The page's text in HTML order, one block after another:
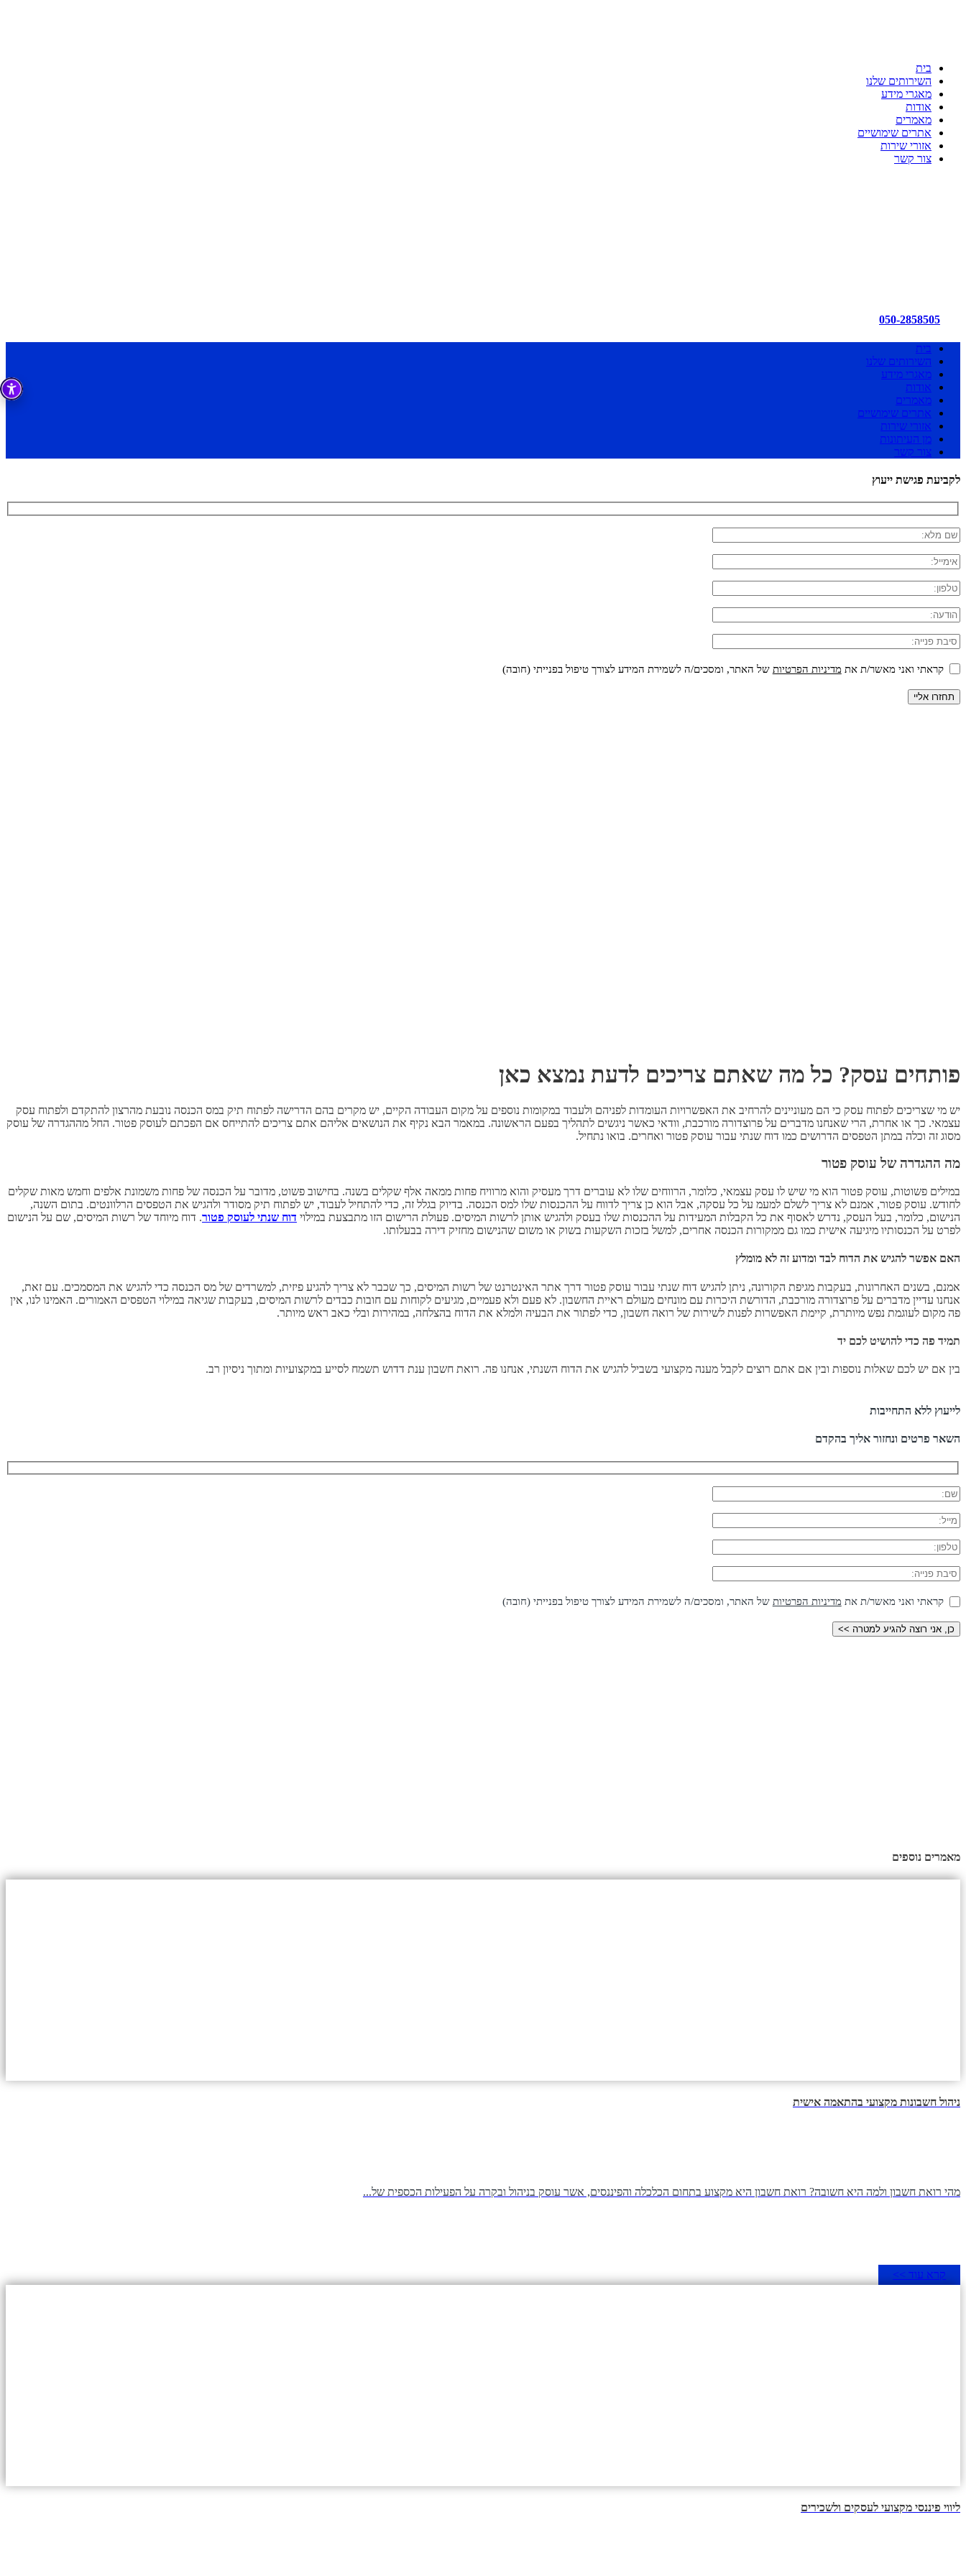
בית
השירותים שלנו
מאגרי מידע
אודות
מאמרים
אתרים שימושיים
אזורי שירות
צור קשר
050-2858505
בית
השירותים שלנו
מאגרי מידע
אודות
מאמרים
אתרים שימושיים
אזורי שירות
מן העיתונות
צור קשר
לקביעת פגישת ייעוץ
קראתי ואני מאשר/ת את מדיניות הפרטיות של האתר, ומסכים/ה לשמירת המידע לצורך טיפול בפנייתי (חובה)
פותחים עסק? כל מה שאתם צריכים לדעת נמצא כאן
יש מי שצריכים לפתוח עסק כי הם מעוניינים להרחיב את האפשרויות העומדות לפניהם ולעבוד במקומות נוספים על מקום העבודה הקיים, יש מקרים בהם הדרישה לפתוח תיק במס הכנסה נובעת מהרצון להתקדם ולפתוח עסק
עצמאי. כך או אחרת, הרי שאנחנו מדברים על פרוצדורה מורכבת, וודאי כאשר ניגשים לתהליך בפעם הראשונה. במאמר הבא נקיף את הנושאים אליהם אתם צריכים להתייחס אם הפכתם לעוסק פטור. החל מההגדרה של עוסק
מסוג זה וכלה במתן הטפסים הדרושים כמו דוח שנתי עבור עוסק פטור ואחרים. בואו נתחיל.
מה ההגדרה של עוסק פטור
במילים פשוטות, עוסק פטור הוא מי שיש לו עסק עצמאי, כלומר, הרווחים שלו לא עוברים דרך מעסיק והוא מרוויח פחות ממאה אלף שקלים בשנה. בחישוב פשוט, מדובר על הכנסה של פחות משמונת אלפים וחמש מאות שקלים
לחודש. עוסק פטור, אמנם לא צריך לשלם למעמ על כל עסקה, אבל הוא כן צריך לדווח על ההכנסות שלו למס הכנסה. בדיוק בגלל זה, כדי להתחיל לעבוד, יש לפתוח תיק מסודר ולהגיש את הטפסים הרלוונטים. בתום השנה,
הנישום, כלומר, בעל העסק, נדרש לאסוף את כל הקבלות המעידות על ההכנסות שלו בעסק ולהגיש אותן לרשות המיסים. פעולת הרישום הזו מתבצעת במילוי דוח שנתי לעוסק פטור. דוח מיוחד של רשות המיסים, שם על הנישום
לפרט על הכנסותיו מיגיעה אישית כמו גם ממקורות הכנסה אחרים, למשל בזכות השקעות בשוק או משום שהנישום מחזיק דירה בבעלותו.
האם אפשר להגיש את הדוח לבד ומדוע זה לא מומלץ
אמנם, בשנים האחרונות, בעקבות מגיפת הקורונה, ניתן להגיש דוח שנתי עבור עוסק פטור דרך אתר האינטרנט של רשות המיסים, כך שכבר לא צריך להגיע פיזית, למשרדים של מס הכנסה כדי להגיש את המסמכים. עם זאת,
אנחנו עדיין מדברים על פרוצדורה מורכבת, הדורשת היכרות עם מונחים מעולם ראיית החשבון. לא פעם ולא פעמיים, מגיעים לקוחות עם חובות כבדים לרשות המיסים, בעקבות שגיאה במילוי הטפסים האמורים. האמינו לנו, אין
פה מקום לעוגמת נפש מיותרת, קיימת האפשרות לפנות לשירות של רואה חשבון, כדי לפתור את הבעיה ולמלא את הדוח בהצלחה, במהירות ובלי כאב ראש מיותר.
תמיד פה כדי להושיט לכם יד
בין אם יש לכם שאלות נוספות ובין אם אתם רוצים לקבל מענה מקצועי בשביל להגיש את הדוח השנתי, אנחנו פה. רואת חשבון ענת דדוש תשמח לסייע במקצועיות ומתוך ניסיון רב.
לייעוץ ללא התחייבות
השאר פרטים ונחזור אליך בהקדם
קראתי ואני מאשר/ת את מדיניות הפרטיות של האתר, ומסכים/ה לשמירת המידע לצורך טיפול בפנייתי (חובה)
מאמרים נוספים
ניהול חשבונות מקצועי בהתאמה אישית
מהי רואת חשבון ולמה היא חשובה? רואת חשבון היא מקצוע בתחום הכלכלה והפיננסים, אשר עוסק בניהול ובקרה על הפעילות הכספית של...
קרא עוד >>
ליווי פיננסי מקצועי לעסקים ולשכירים